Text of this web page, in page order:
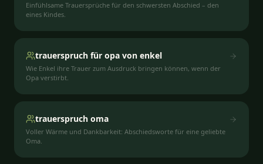
Einfühlsame Trauersprüche für den schwersten Abschied – den
eines Kindes.
trauerspruch für opa von enkel
Wie Enkel ihre Trauer zum Ausdruck bringen können, wenn der
Opa verstirbt.
trauerspruch oma
Voller Wärme und Dankbarkeit: Abschiedsworte für eine geliebte
Oma.